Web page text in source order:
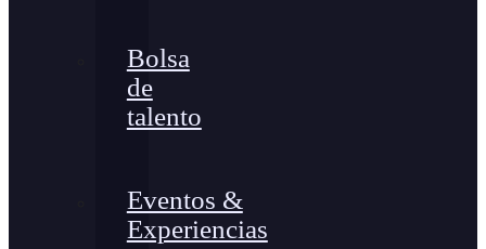
Bolsa
de
talento
Eventos &
Experiencias